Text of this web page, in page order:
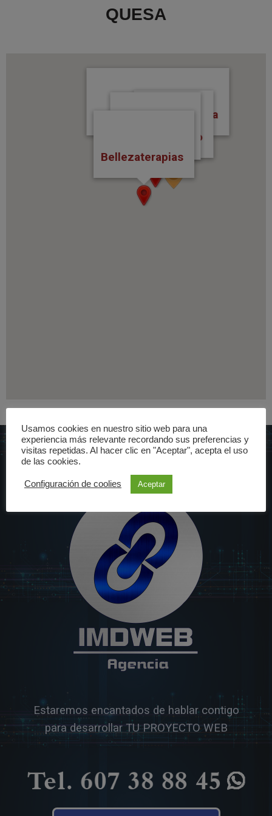
QUESA
Construcciones Ruyma
Bellezaterapias
Tourist Info
Estaremos encantados de hablar contigo
para desarrollar TU PROYECTO WEB
Usamos cookies en nuestro sitio web para una
experiencia más relevante recordando sus preferencias y
visitas repetidas. Al hacer clic en "Aceptar", acepta el uso
de las cookies.
Configuración de coolies Aceptar